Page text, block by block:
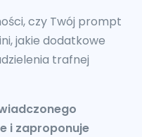
czy Twój prompt
jakie dodatkowe
trafnej
i zaproponuje